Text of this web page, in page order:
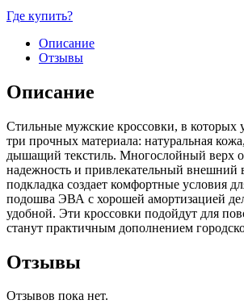
Где купить?
Описание
Отзывы
Описание
Стильные мужские кроссовки, в которых
три прочных материала: натуральная
дышащий текстиль. Многослойный верх
надежность и привлекательный внешний
подкладка создает комфортные условия
подошва ЭВА с хорошей амортизацией
удобной. Эти кроссовки подойдут для
станут практичным дополнением
Отзывы
Отзывов пока нет.